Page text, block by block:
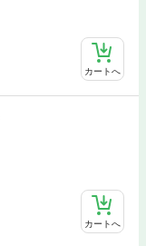
カートへ
カートへ